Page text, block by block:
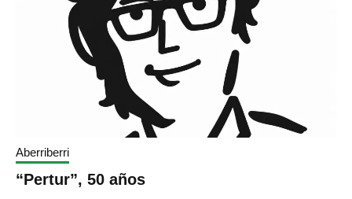
Aberriberri
“Pertur”, 50 años